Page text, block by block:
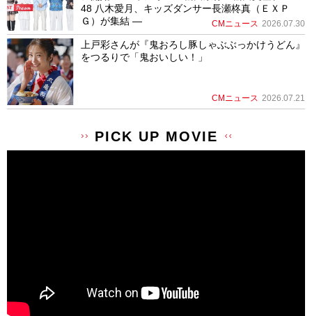
48 八木愛月、キッズダンサー長瀬柊真（ＥＸＰ
Ｇ）が集結 ―
CMニュース 2026.07.30
上戸彩さんが『鬼おろし豚しゃぶぶっかけうどん』
をつるりで「鬼おいしい！」
CMニュース 2026.07.21
PICK UP MOVIE